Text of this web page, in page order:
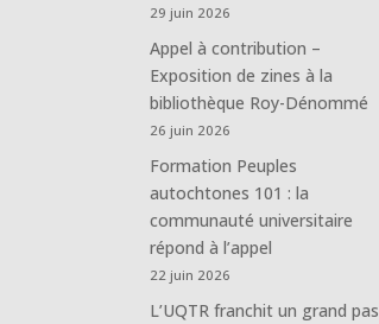
29 juin 2026
Appel à contribution –
Exposition de zines à la
bibliothèque Roy-Dénommé
26 juin 2026
Formation Peuples
autochtones 101 : la
communauté universitaire
répond à l’appel
22 juin 2026
L’UQTR franchit un grand pas